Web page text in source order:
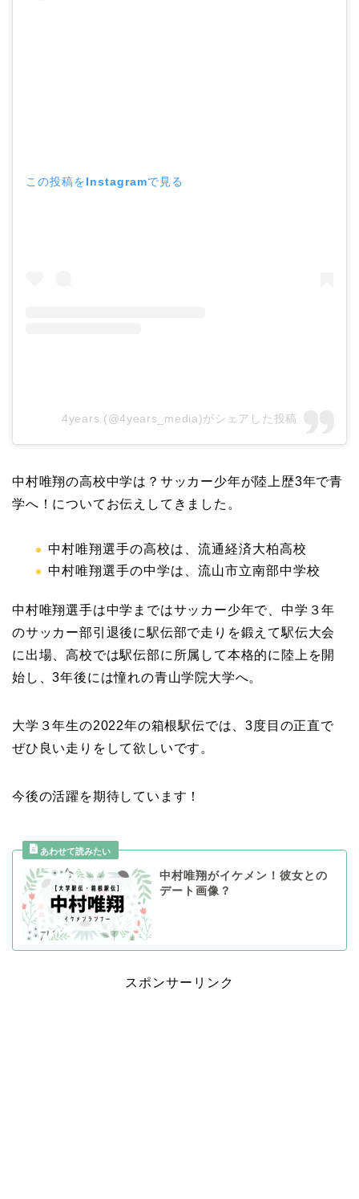
この投稿をInstagramで見る
4years.(@4years_media)がシェアした投稿
中村唯翔の高校中学は？サッカー少年が陸上歴3年で青
学へ！についてお伝えしてきました。
中村唯翔選手の高校は、流通経済大柏高校
中村唯翔選手の中学は、流山市立南部中学校
中村唯翔選手は中学まではサッカー少年で、中学３年
のサッカー部引退後に駅伝部で走りを鍛えて駅伝大会
に出場、高校では駅伝部に所属して本格的に陸上を開
始し、3年後には憧れの青山学院大学へ。
大学３年生の2022年の箱根駅伝では、3度目の正直で
ぜひ良い走りをして欲しいです。
今後の活躍を期待しています！
中村唯翔がイケメン！彼女との
デート画像？
スポンサーリンク